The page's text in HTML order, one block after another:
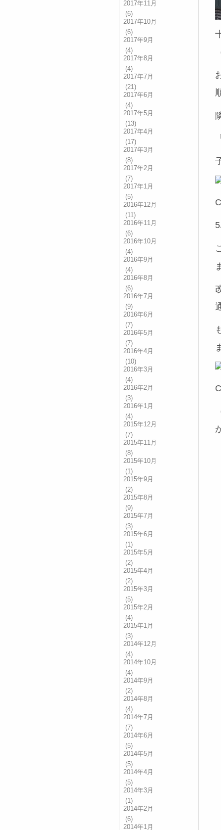
2017年11月
(6)
2017年10月
(6)
2017年9月
(4)
2017年8月
(4)
2017年7月
(21)
2017年6月
(4)
2017年5月
(13)
2017年4月
(17)
2017年3月
(8)
2017年2月
(7)
2017年1月
(5)
2016年12月
(11)
2016年11月
(6)
2016年10月
(4)
2016年9月
(4)
2016年8月
(6)
2016年7月
(9)
2016年6月
(7)
2016年5月
(7)
2016年4月
(10)
2016年3月
(4)
2016年2月
(3)
2016年1月
(4)
2015年12月
(7)
2015年11月
(8)
2015年10月
(1)
2015年9月
(2)
2015年8月
(9)
2015年7月
(3)
2015年6月
(1)
2015年5月
(2)
2015年4月
(2)
2015年3月
(5)
2015年2月
(4)
2015年1月
(3)
2014年12月
(4)
2014年10月
(4)
2014年9月
(2)
2014年8月
(4)
2014年7月
(7)
2014年6月
(5)
2014年5月
(5)
2014年4月
(5)
2014年3月
(1)
2014年2月
(6)
2014年1月